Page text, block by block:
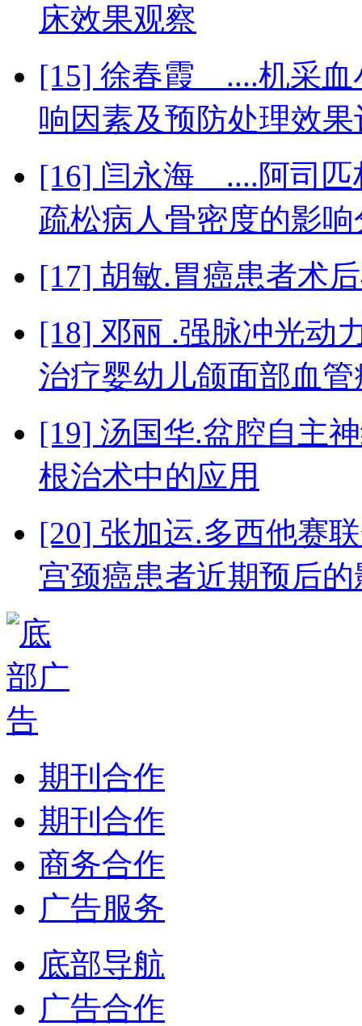
床效果观察
[15] 徐春霞 ....机采血
响因素及预防处理效果
[16] 闫永海 ....阿司匹
疏松病人骨密度的影响
[17] 胡敏.胃癌患者术
[18] 邓丽 .强脉冲光动
治疗婴幼儿颌面部血
[19] 汤国华.盆腔自主
根治术中的应用
[20] 张加运.多西他赛
宫颈癌患者近期预后的
期刊合作
期刊合作
商务合作
广告服务
底部导航
广告合作